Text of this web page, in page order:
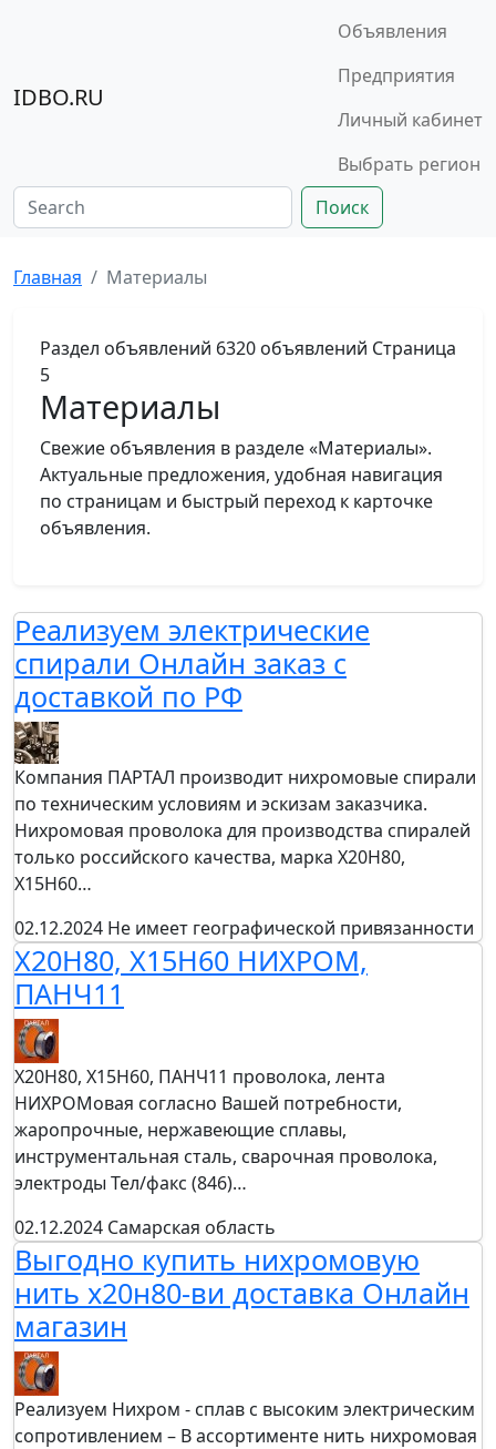
IDBO.RU
Объявления
Предприятия
Личный кабинет
Выбрать регион
Поиск
Главная Материалы
Раздел объявлений 6320 объявлений Страница
5
Материалы
Свежие объявления в разделе «Материалы».
Актуальные предложения, удобная навигация
по страницам и быстрый переход к карточке
объявления.
Реализуем электрические
спирали Онлайн заказ с
доставкой по РФ
Компания ПАРТАЛ производит нихромовые спирали
по техническим условиям и эскизам заказчика.
Нихромовая проволока для производства спиралей
только российского качества, марка Х20Н80,
Х15Н60…
02.12.2024 Не имеет географической привязанности
Х20Н80, Х15Н60 НИХРОМ,
ПАНЧ11
Х20Н80, Х15Н60, ПАНЧ11 проволока, лента
НИХРОМовая согласно Вашей потребности,
жаропрочные, нержавеющие сплавы,
инструментальная сталь, сварочная проволока,
электроды Тел/факс (846)…
02.12.2024 Самарская область
Выгодно купить нихромовую
нить х20н80-ви доставка Онлайн
магазин
Реализуем Нихром - сплав с высоким электрическим
сопротивлением – В ассортименте нить нихромовая